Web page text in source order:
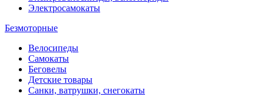
Электросамокаты
Безмоторные
Велосипеды
Самокаты
Беговелы
Детские товары
Санки, ватрушки, снегокаты